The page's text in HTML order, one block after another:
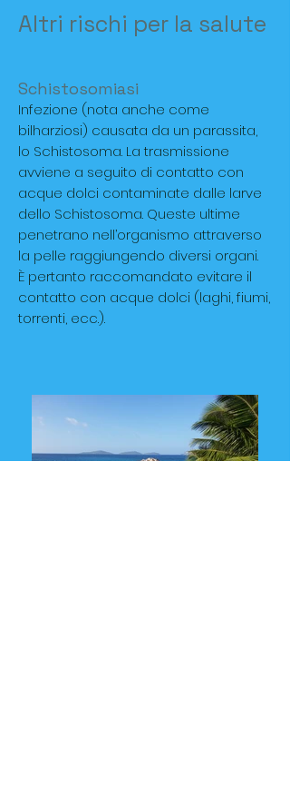
Altri rischi per la salute
Schistosomiasi
Infezione (nota anche come
bilharziosi) causata da un parassita,
lo Schistosoma. La trasmissione
avviene a seguito di contatto con
acque dolci contaminate dalle larve
dello Schistosoma. Queste ultime
penetrano nell’organismo attraverso
la pelle raggiungendo diversi organi.
È pertanto raccomandato evitare il
contatto con acque dolci (laghi, fiumi,
torrenti, ecc.).